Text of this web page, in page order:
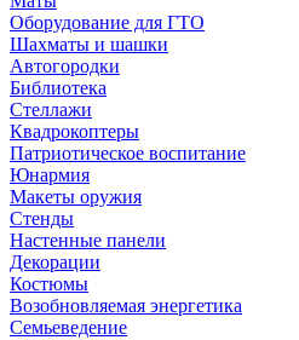
Оборудование для ГТО
Шахматы и шашки
Автогородки
Библиотека
Стеллажи
Квадрокоптеры
Патриотическое воспитание
Юнармия
Макеты оружия
Стенды
Настенные панели
Декорации
Костюмы
Возобновляемая энергетика
Семьеведение